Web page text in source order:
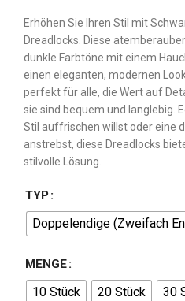
Erhöhen Sie Ihren Stil mit
Dreadlocks. Diese
dunkle Farbtöne mit einem
einen eleganten, modernen
perfekt für alle, die Wert auf
sie sind bequem und langlebig.
Stil auffrischen willst oder eine
anstrebst, diese Dreadlocks
stilvolle Lösung.
TYP
Doppelendige (Zweifach
MENGE
10 Stück 20 Stück 30